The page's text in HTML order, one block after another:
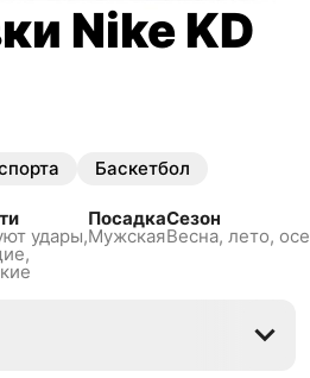
Nike KD
Баскетбол
удары,
Посадка
Мужская
Сезон
Весна, лето,
42